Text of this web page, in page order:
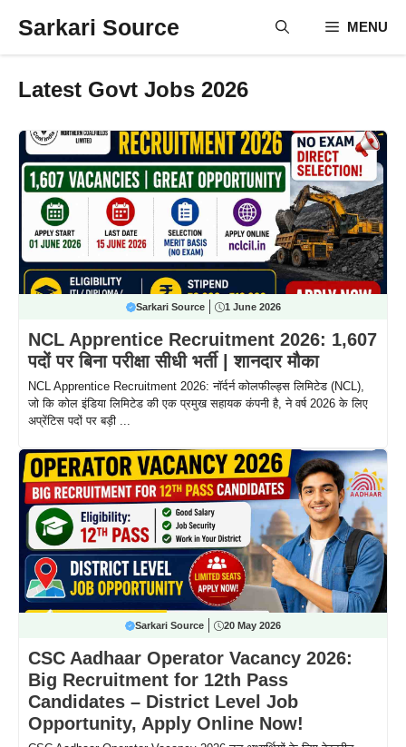
Sarkari Source MENU
Latest Govt Jobs 2026
Sarkari Source 1 June 2026
NCL Apprentice Recruitment 2026: 1,607
पदों पर बिना परीक्षा सीधी भर्ती | शानदार मौका
NCL Apprentice Recruitment 2026: नॉर्दर्न कोलफील्ड्स लिमिटेड (NCL),
जो कि कोल इंडिया लिमिटेड की एक प्रमुख सहायक कंपनी है, ने वर्ष 2026 के लिए
अप्रेंटिस पदों पर बड़ी ...
Sarkari Source 20 May 2026
CSC Aadhaar Operator Vacancy 2026:
Big Recruitment for 12th Pass
Candidates – District Level Job
Opportunity, Apply Online Now!